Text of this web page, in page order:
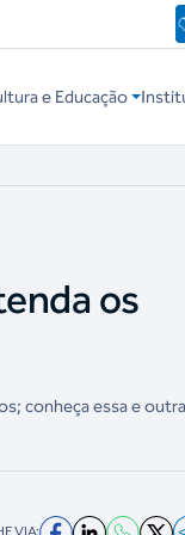
e Educação
os
conheça essa e